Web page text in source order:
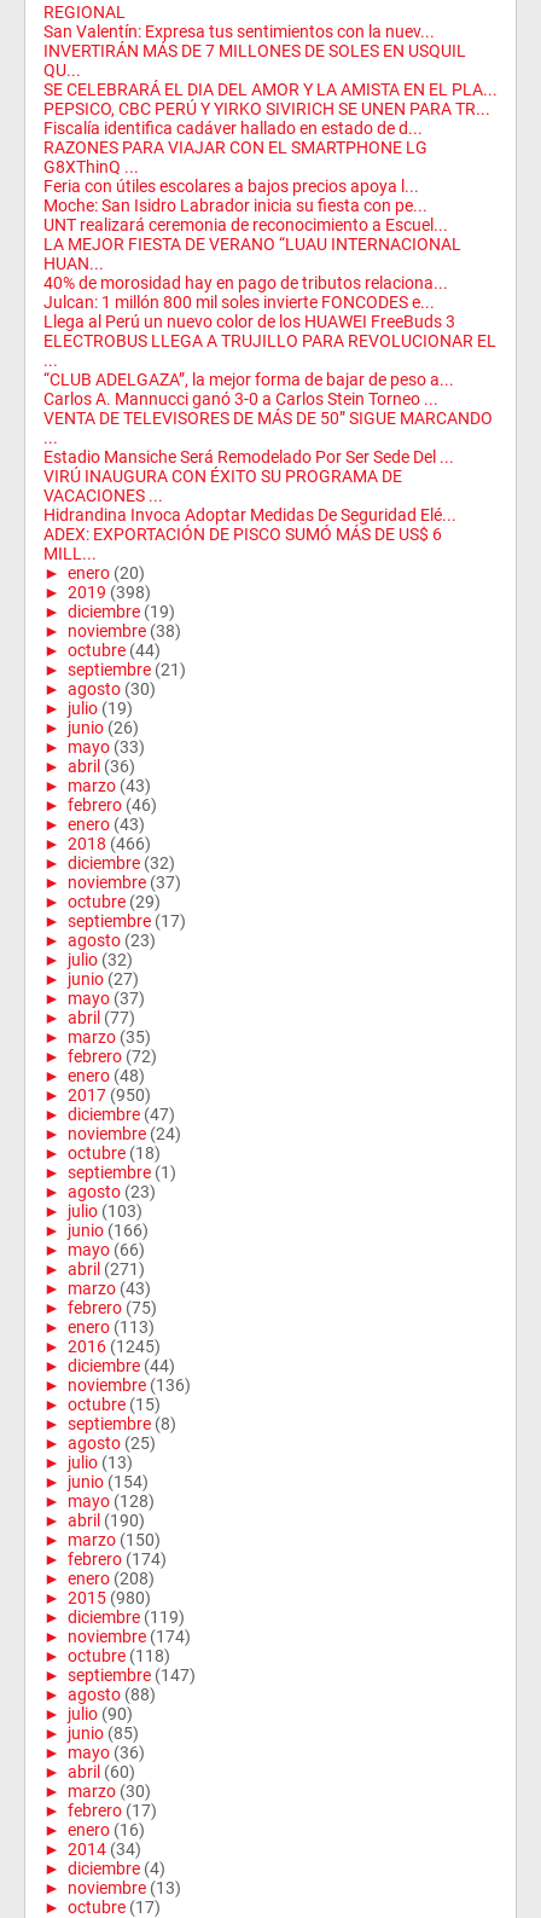
REGIONAL
San Valentín: Expresa tus sentimientos con la nuev...
INVERTIRÁN MÁS DE 7 MILLONES DE SOLES EN USQUIL
QU...
SE CELEBRARÁ EL DIA DEL AMOR Y LA AMISTA EN EL PLA...
PEPSICO, CBC PERÚ Y YIRKO SIVIRICH SE UNEN PARA TR...
Fiscalía identifica cadáver hallado en estado de d...
RAZONES PARA VIAJAR CON EL SMARTPHONE LG
G8XThinQ ...
Feria con útiles escolares a bajos precios apoya l...
Moche: San Isidro Labrador inicia su fiesta con pe...
UNT realizará ceremonia de reconocimiento a Escuel...
LA MEJOR FIESTA DE VERANO “LUAU INTERNACIONAL
HUAN...
40% de morosidad hay en pago de tributos relaciona...
Julcan: 1 millón 800 mil soles invierte FONCODES e...
Llega al Perú un nuevo color de los HUAWEI FreeBuds 3
ELECTROBUS LLEGA A TRUJILLO PARA REVOLUCIONAR EL
...
“CLUB ADELGAZA”, la mejor forma de bajar de peso a...
Carlos A. Mannucci ganó 3-0 a Carlos Stein Torneo ...
VENTA DE TELEVISORES DE MÁS DE 50” SIGUE MARCANDO
...
Estadio Mansiche Será Remodelado Por Ser Sede Del ...
VIRÚ INAUGURA CON ÉXITO SU PROGRAMA DE
VACACIONES ...
Hidrandina Invoca Adoptar Medidas De Seguridad Elé...
ADEX: EXPORTACIÓN DE PISCO SUMÓ MÁS DE US$ 6
MILL...
► enero (20)
► 2019 (398)
► diciembre (19)
► noviembre (38)
► octubre (44)
► septiembre (21)
► agosto (30)
► julio (19)
► junio (26)
► mayo (33)
► abril (36)
► marzo (43)
► febrero (46)
► enero (43)
► 2018 (466)
► diciembre (32)
► noviembre (37)
► octubre (29)
► septiembre (17)
► agosto (23)
► julio (32)
► junio (27)
► mayo (37)
► abril (77)
► marzo (35)
► febrero (72)
► enero (48)
► 2017 (950)
► diciembre (47)
► noviembre (24)
► octubre (18)
► septiembre (1)
► agosto (23)
► julio (103)
► junio (166)
► mayo (66)
► abril (271)
► marzo (43)
► febrero (75)
► enero (113)
► 2016 (1245)
► diciembre (44)
► noviembre (136)
► octubre (15)
► septiembre (8)
► agosto (25)
► julio (13)
► junio (154)
► mayo (128)
► abril (190)
► marzo (150)
► febrero (174)
► enero (208)
► 2015 (980)
► diciembre (119)
► noviembre (174)
► octubre (118)
► septiembre (147)
► agosto (88)
► julio (90)
► junio (85)
► mayo (36)
► abril (60)
► marzo (30)
► febrero (17)
► enero (16)
► 2014 (34)
► diciembre (4)
► noviembre (13)
► octubre (17)